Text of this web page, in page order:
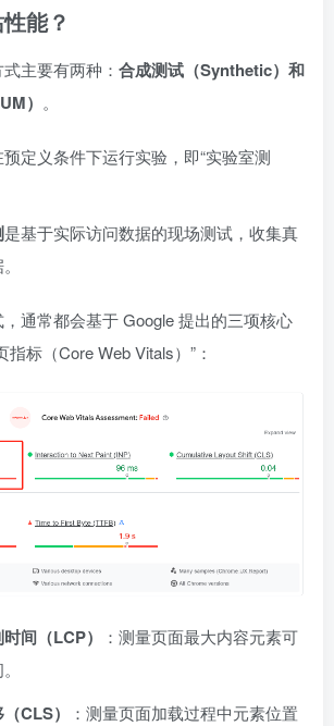
能？
主要有两种： 合成测试（Synthetic）和
） 。
预定义条件下运行实验，即“实验室测
是基于实际访问数据的现场测试，收集真
通常都会基于 Google 提出的三项核心
指标（Core Web Vitals）”：
间（LCP）
：测量页面最大内容元素可
CLS）
：测量页面加载过程中元素位置